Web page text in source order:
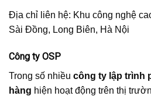
Địa chỉ liên hệ: Khu công nghệ
Sài Đồng, Long Biên, Hà Nội
Công ty OSP
Trong số nhiều công ty lập trình
hàng hiện hoạt động trên thị